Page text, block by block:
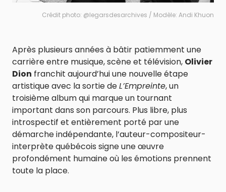
Crédit photo: @legarsdesarchives / Modèle: Andi Khuon
Après plusieurs années à bâtir patiemment une
carrière entre musique, scène et télévision, Olivier
Dion franchit aujourd’hui une nouvelle étape
artistique avec la sortie deL’Empreinte, un
troisième album qui marque un tournant
important dans son parcours. Plus libre, plus
introspectif et entièrement porté par une
démarche indépendante, l’auteur-compositeur-
interprète québécois signe une œuvre
profondément humaine où les émotions prennent
toute la place.